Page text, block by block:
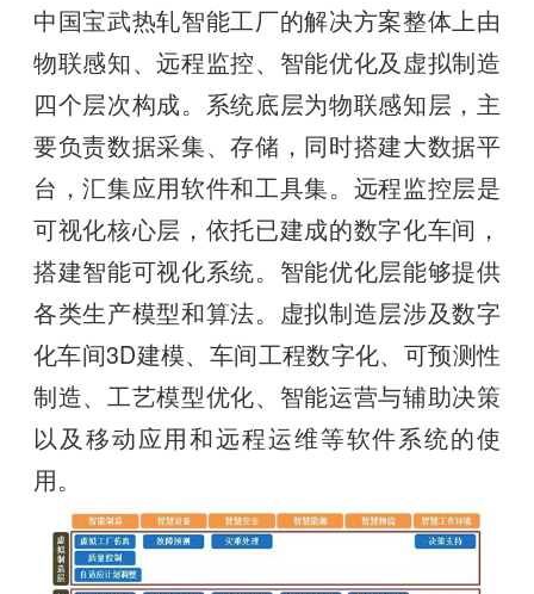
中国宝武热轧智能工厂的解决方案整体上由
物联感知、远程监控、智能优化及虚拟制造
四个层次构成。系统底层为物联感知层，主
要负责数据采集、存储，同时搭建大数据平
台，汇集应用软件和工具集。远程监控层是
可视化核心层，依托已建成的数字化车间，
搭建智能可视化系统。智能优化层能够提供
各类生产模型和算法。虚拟制造层涉及数字
化车间3D建模、车间工程数字化、可预测性
制造、工艺模型优化、智能运营与辅助决策
以及移动应用和远程运维等软件系统的使
用。